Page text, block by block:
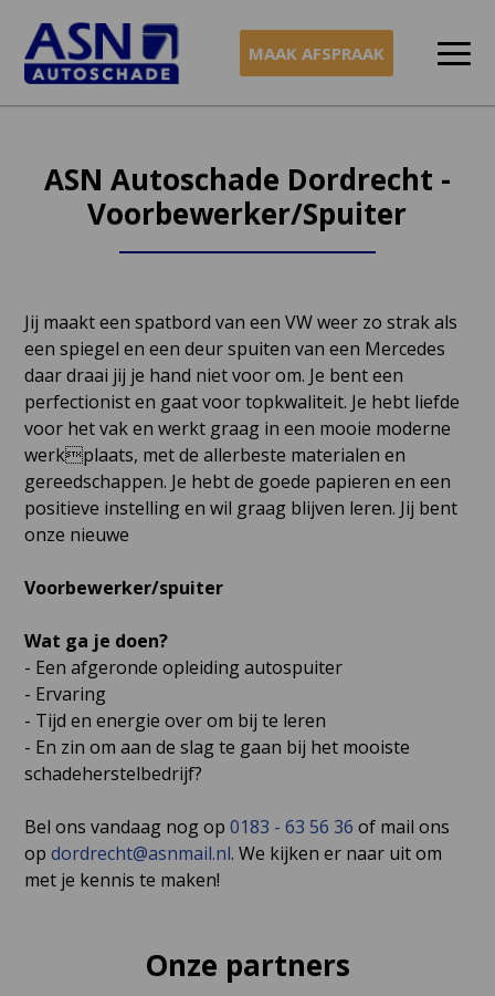
MAAK AFSPRAAK
ASN Autoschade Dordrecht -
Voorbewerker/Spuiter
Jij maakt een spatbord van een VW weer zo strak als
een spiegel en een deur spuiten van een Mercedes
daar draai jij je hand niet voor om. Je bent een
perfectionist en gaat voor topkwaliteit. Je hebt liefde
voor het vak en werkt graag in een mooie moderne
werkplaats, met de allerbeste materialen en
gereedschappen. Je hebt de goede papieren en een
positieve instelling en wil graag blijven leren. Jij bent
onze nieuwe
Voorbewerker/spuiter
Wat ga je doen?
- Een afgeronde opleiding autospuiter
- Ervaring
- Tijd en energie over om bij te leren
- En zin om aan de slag te gaan bij het mooiste
schadeherstelbedrijf?
Bel ons vandaag nog op 0183 - 63 56 36 of mail ons
op dordrecht@asnmail.nl. We kijken er naar uit om
met je kennis te maken!
Onze partners